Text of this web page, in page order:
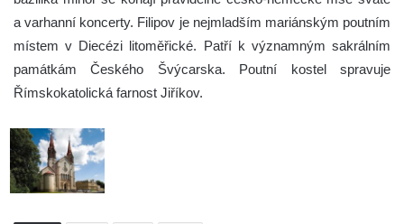
a varhanní koncerty. Filipov je nejmladším mariánským poutním
místem v Diecézi litoměřické. Patří k významným sakrálním
památkám Českého Švýcarska. Poutní kostel spravuje
Římskokatolická farnost Jiříkov.